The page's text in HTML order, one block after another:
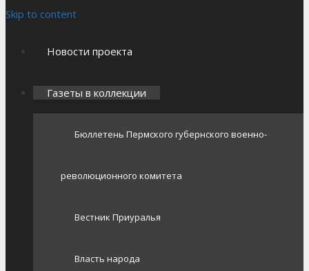
Skip to content
Новости проекта
Газеты в коллекции
Бюллетень Пермского губернского военно-
революционного комитета
Вестник Приуралья
Власть народа